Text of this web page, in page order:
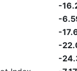
-
-
-
-
-